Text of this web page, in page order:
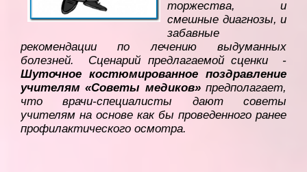
торжества, и
смешные диагнозы, и
забавные
рекомендации по лечению выдуманных
болезней. Сценарий предлагаемой сценки -
Шуточное костюмированное поздравление
учителям «Советы медиков»предполагает,
что врачи-специалисты дают советы
учителям на основе как бы проведенного ранее
профилактического осмотра.